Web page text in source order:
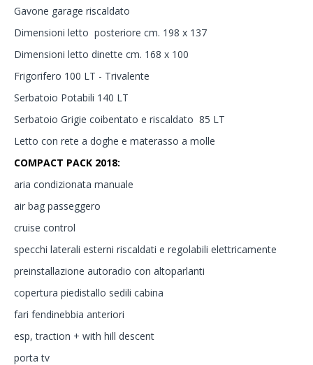
Gavone garage riscaldato
Dimensioni letto posteriore cm. 198 x 137
Dimensioni letto dinette cm. 168 x 100
Frigorifero 100 LT - Trivalente
Serbatoio Potabili 140 LT
Serbatoio Grigie coibentato e riscaldato 85 LT
Letto con rete a doghe e materasso a molle
COMPACT PACK 2018:
aria condizionata manuale
air bag passeggero
cruise control
specchi laterali esterni riscaldati e regolabili elettricamente
preinstallazione autoradio con altoparlanti
copertura piedistallo sedili cabina
fari fendinebbia anteriori
esp, traction + with hill descent
porta tv